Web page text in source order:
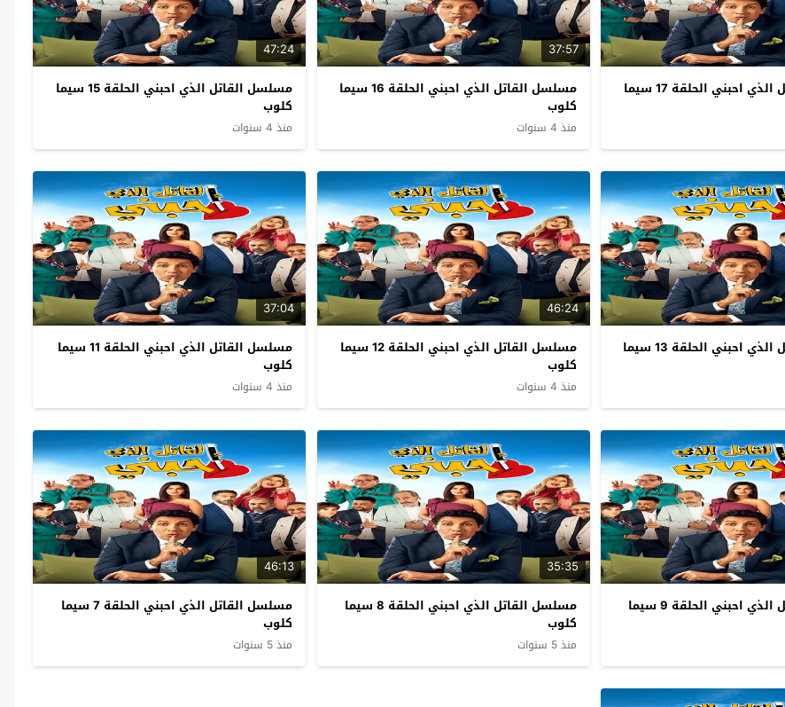
مسلسل القاتل الذي احبني الحلقة 17 سيما
37:57
مسلسل القاتل الذي احبني الحلقة 16 سيما
كلوب
منذ 4 سنوات
47:24
مسلسل القاتل الذي احبني الحلقة 15 سيما
كلوب
منذ 4 سنوات
مسلسل القاتل الذي احبني الحلقة 13 سيما
46:24
مسلسل القاتل الذي احبني الحلقة 12 سيما
كلوب
منذ 4 سنوات
37:04
مسلسل القاتل الذي احبني الحلقة 11 سيما
كلوب
منذ 4 سنوات
مسلسل القاتل الذي احبني الحلقة 9 سيما
35:35
مسلسل القاتل الذي احبني الحلقة 8 سيما
كلوب
منذ 5 سنوات
46:13
مسلسل القاتل الذي احبني الحلقة 7 سيما
كلوب
منذ 5 سنوات